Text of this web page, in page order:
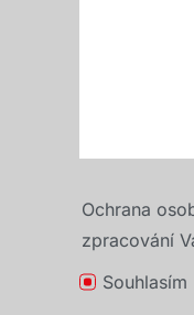
Ochrana
zpracování
Souhlasím